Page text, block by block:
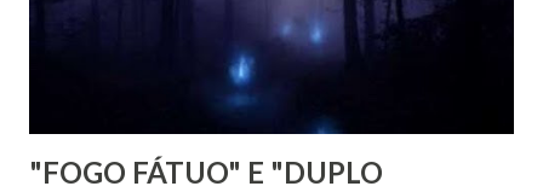
"FOGO FÁTUO" E "DUPLO